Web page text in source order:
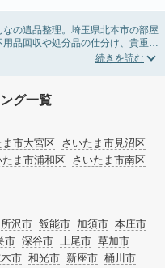
の遺品整理。埼玉県北本市の部屋
品回収や処分品の仕分け、貴重品
部屋片付けの料金相場情報だけで
ると、ついつい後回しになってし
ぬ買取額が付いていることもあり
片付けノウハウもお届けしていま
グ一覧
ま市大宮区
さいたま市見沼区
たま市浦和区
さいたま市南区
所沢市 飯能市 加須市 本庄市
市 深谷市 上尾市 草加市
市 和光市 新座市 桶川市